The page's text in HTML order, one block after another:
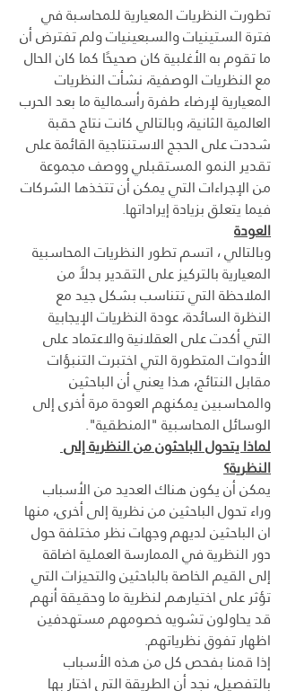
تطورت النظريات المعيارية للمحاسبة في
فترة الستينيات والسبعينيات ولم تفترض أن
ما تقوم به الأغلبية كان صحيحًا كما كان الحال
مع النظريات الوصفية، نشأت النظريات
المعيارية لإرضاء طفرة رأسمالية ما بعد الحرب
العالمية الثانية، وبالتالي كانت نتاج حقبة
شددت على الحجج الاستنتاجية القائمة على
تقدير النمو المستقبلي ووصف مجموعة
من الإجراءات التي يمكن أن تتخذها الشركات
فيما يتعلق بزيادة إيراداتها.
العودة
وبالتالي ، اتسم تطور النظريات المحاسبية
المعيارية بالتركيز على التقدير بدلاً من
الملاحظة التي تتناسب بشكل جيد مع
النظرة السائدة، عودة النظريات الإيجابية
التي أكدت على العقلانية والاعتماد على
الأدوات المتطورة التي اختبرت التنبؤات
مقابل النتائج، هذا يعني أن الباحثين
والمحاسبين يمكنهم العودة مرة أخرى إلى
الوسائل المحاسبية "المنطقية".
لماذا يتحول الباحثون من النظرية إلى
النظرية؟
يمكن أن يكون هناك العديد من الأسباب
وراء تحول الباحثين من نظرية إلى أخرى، منها
ان الباحثين لديهم وجهات نظر مختلفة حول
دور النظرية في الممارسة العملية اضاقة
إلى القيم الخاصة بالباحثين والتحيزات التي
تؤثر على اختيارهم لنظرية ما وحقيقة أنهم
قد يحاولون تشويه خصومهم مستهدفين
اظهار تفوق نظرياتهم.
إذا قمنا بفحص كل من هذه الأسباب
بالتفصيل، نجد أن الطريقة التي اختار بها